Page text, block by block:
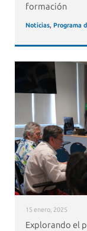
formación
Noticias, Programa
15 enero, 2025
Explorando el